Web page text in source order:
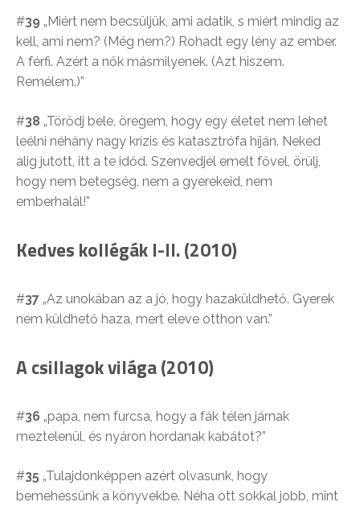
#39 „Miért nem becsüljük, ami adatik, s miért mindig az
kell, ami nem? (Még nem?) Rohadt egy lény az ember.
A férfi. Azért a nők másmilyenek. (Azt hiszem.
Remélem.)”
#38 „Törődj bele, öregem, hogy egy életet nem lehet
leélni néhány nagy krízis és katasztrófa híján. Neked
alig jutott, itt a te időd. Szenvedjél emelt fővel, örülj,
hogy nem betegség, nem a gyerekeid, nem
emberhalál!”
Kedves kollégák I-II. (2010)
#37 „Az unokában az a jó, hogy hazaküldhető. Gyerek
nem küldhető haza, mert eleve otthon van.”
A csillagok világa (2010)
#36 „papa, nem furcsa, hogy a fák télen járnak
meztelenül, és nyáron hordanak kabátot?”
#35 „Tulajdonképpen azért olvasunk, hogy
bemehessünk a könyvekbe. Néha ott sokkal jobb, mint